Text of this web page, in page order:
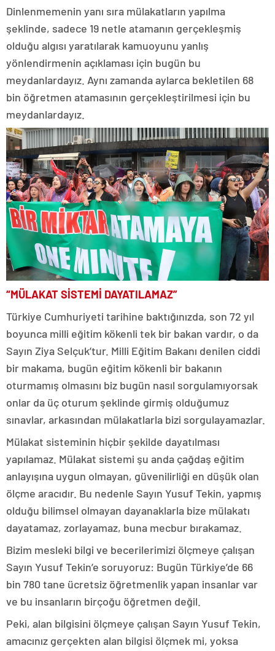
Dinlenmemenin yanı sıra mülakatların yapılma
şeklinde, sadece 19 netle atamanın gerçekleşmiş
olduğu algısı yaratılarak kamuoyunu yanlış
yönlendirmenin açıklaması için bugün bu
meydanlardayız. Aynı zamanda aylarca bekletilen 68
bin öğretmen atamasının gerçekleştirilmesi için bu
meydanlardayız.
“MÜLAKAT SİSTEMİ DAYATILAMAZ”
Türkiye Cumhuriyeti tarihine baktığınızda, son 72 yıl
boyunca milli eğitim kökenli tek bir bakan vardır, o da
Sayın Ziya Selçuk’tur. Milli Eğitim Bakanı denilen ciddi
bir makama, bugün eğitim kökenli bir bakanın
oturmamış olmasını biz bugün nasıl sorgulamıyorsak
onlar da üç oturum şeklinde girmiş olduğumuz
sınavlar, arkasından mülakatlarla bizi sorgulayamazlar.
Mülakat sisteminin hiçbir şekilde dayatılması
yapılamaz. Mülakat sistemi şu anda çağdaş eğitim
anlayışına uygun olmayan, güvenilirliği en düşük olan
ölçme aracıdır. Bu nedenle Sayın Yusuf Tekin, yapmış
olduğu bilimsel olmayan dayanaklarla bize mülakatı
dayatamaz, zorlayamaz, buna mecbur bırakamaz.
Bizim mesleki bilgi ve becerilerimizi ölçmeye çalışan
Sayın Yusuf Tekin’e soruyoruz: Bugün Türkiye’de 66
bin 780 tane ücretsiz öğretmenlik yapan insanlar var
ve bu insanların birçoğu öğretmen değil.
Peki, alan bilgisini ölçmeye çalışan Sayın Yusuf Tekin,
amacınız gerçekten alan bilgisi ölçmek mi, yoksa